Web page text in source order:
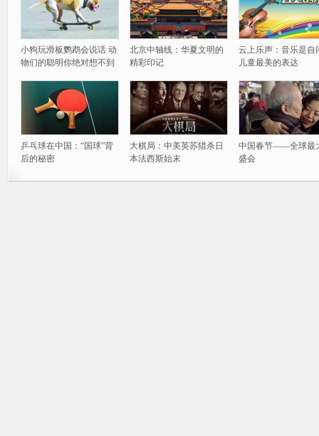
小狗玩滑板鹦鹉会说话 动
物们的聪明你绝对想不到
北京中轴线：华夏文明的
精彩印记
云上乐声：音乐是自
儿童最美的表达
乒乓球在中国：“国球”背
后的秘密
大棋局：中美英苏猎杀日
本法西斯始末
中国春节——全球最
盛会